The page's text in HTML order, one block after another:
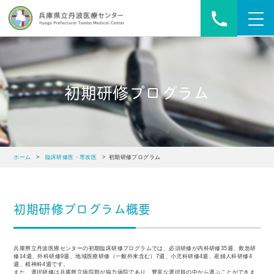
初期研修プログラム
ホーム > 臨床研修医・専攻医 > 初期研修プログラム
初期研修プログラム概要
兵庫県⽴丹波医療センターの初期臨床研修プログラムでは、必須研修が内科研修35週、救急研
修14週、外科研修9週、地域医療研修（⼀般外来含む）7週、⼩児科研修4週、産婦⼈科研修4
週、精神科4週です。
また、選択研修は兵庫県⽴病院群が協⼒病院であり、豊富な選択肢の中から選ぶことができま